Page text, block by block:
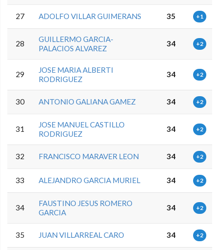
27 ADOLFO VILLAR GUIMERANS 35 +1
28
GUILLERMO GARCIA-
PALACIOS ALVAREZ
34 +2
29
JOSE MARIA ALBERTI
RODRIGUEZ
34 +2
30 ANTONIO GALIANA GAMEZ 34 +2
31
JOSE MANUEL CASTILLO
RODRIGUEZ
34 +2
32 FRANCISCO MARAVER LEON 34 +2
33 ALEJANDRO GARCIA MURIEL 34 +2
34
FAUSTINO JESUS ROMERO
GARCIA
34 +2
35 JUAN VILLARREAL CARO 34 +2